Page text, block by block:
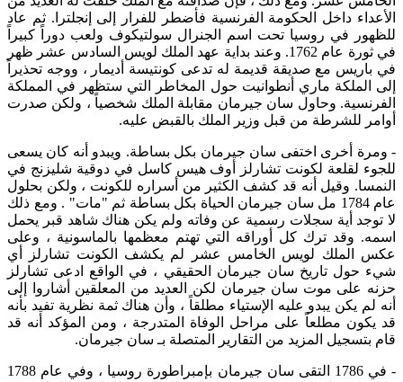
الأعداء داخل الحكومة الفرنسية فأضطر للفرار إلى إنجلترا. ثم عاد
للظهور في روسيا تحت اسم الجنرال سولتيكوف ولعب دوراً كبيراً
في ثورة عام 1762. وعند بداية عهد الملك لويس السادس عشر ظهر
في باريس مع صديقة قديمة له تدعى كونتيسة أديمار ، ووجه تحذيراً
إلى الملكة ماري أنطوانيت حول المخاطر التي ستظهر في المملكة
الفرنسية. وحاول سان جيرمان مقابلة الملك شخصياً ، ولكن صدرت
أوامر للشرطة من قبل وزير الملك بالقبض عليه.
- ومرة أخرى اختفى سان جيرمان بكل بساطة. ويبدو أنه كان يسعى
للجوء لقلعة لكونت تشارلز أوف هيس كاسل في دوقية شليزنج في
النمسا. وقيل أنه قد كشف الكثير من أسراره للكونت ، ولكن بحلول
عام 1784 مل سان جيرمان الحياة بكل بساطة ثم "مات" . ومع ذلك
لا توجد أية سجلات رسمية عن وفاته ولم يكن هناك شاهد قبر يحمل
اسمه. وقد ترك كل أوراقه التي تهتم معظمها بالماسونية ، وعلى
عكس الملك لويس الخامس عشر لم يكشف الكونت تشارلز أي
شيء حول تاريخ سان جيرمان الحقيقي ، في الواقع ادعى تشارلز
حزنه على موت سان جيرمان لكن العديد من المعلقين أشاروا إلى
أنه لم يكن يبدو عليه الإستياء مطلقاً ، وأن هناك ثمة نظرية تفيد بأنه
قد يكون مطلعاً على مراحل الوفاة المتدرجة ، ومن المؤكد أنه قد
قام بتسجيل المزيد من التقارير المتصلة بـ سان جيرمان.
- في 1786 التقى سان جيرمان بإمبراطورة روسيا ، وفي عام 1788